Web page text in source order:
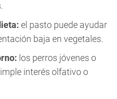
el pasto puede ayudar
baja en vegetales.
los perros jóvenes o
interés olfativo o